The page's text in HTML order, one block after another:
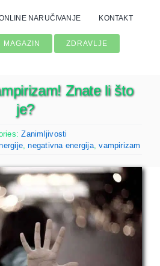
NARUČIVANJE KONTAKT
MAGAZIN ZDRAVLJE
Znate li što
je?
Zanimljivosti
,negativna energija,vampirizam